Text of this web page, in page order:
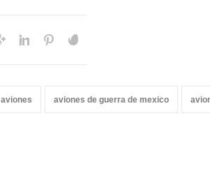
aviones aviones de guerra de mexico